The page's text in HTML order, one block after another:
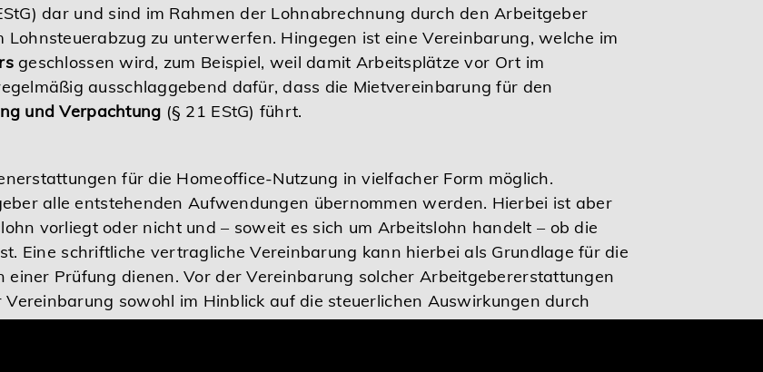
dar und sind im Rahmen der Lohnabrechnung durch den Arbeitgeber
zu unterwerfen. Hingegen ist eine Vereinbarung, welche im
geschlossen wird, zum Beispiel, weil damit Arbeitsplätze vor Ort im
ausschlaggebend dafür, dass die Mietvereinbarung für den
und Verpachtung (§ 21 EStG) führt.
für die Homeoffice-Nutzung in vielfacher Form möglich.
alle entstehenden Aufwendungen übernommen werden. Hierbei ist aber
vorliegt oder nicht und – soweit es sich um Arbeitslohn handelt – ob die
Eine schriftliche vertragliche Vereinbarung kann hierbei als Grundlage für die
einer Prüfung dienen. Vor der Vereinbarung solcher Arbeitgebererstattungen
sowohl im Hinblick auf die steuerlichen Auswirkungen durch
die arbeitsrechtlichen Auswirkungen durch Ihren Fachanwalt.